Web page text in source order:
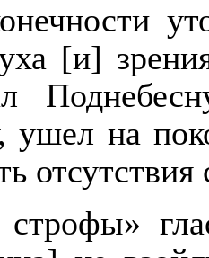
[и]
ушел на